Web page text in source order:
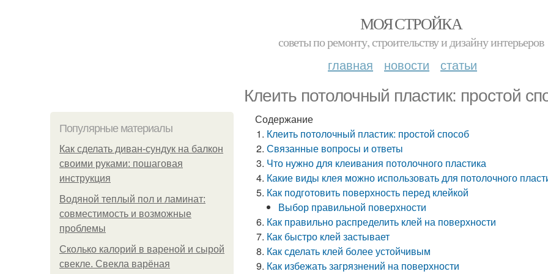
МОЯ СТРОЙКА
советы по ремонту, строительству и дизайну интерьеров
главная новости статьи
Клеить потолочный пластик: простой
Популярные материалы
Как сделать диван-сундук на балкон
своими руками: пошаговая
инструкция
Водяной теплый пол и ламинат:
совместимость и возможные
проблемы
Сколько калорий в вареной и сырой
свекле. Свекла варёная
Содержание
Клеить потолочный пластик: простой способ
Связанные вопросы и ответы
Что нужно для клеивания потолочного пластика
Какие виды клея можно использовать для потолочного
Как подготовить поверхность перед клейкой
Выбор правильной поверхности
Как правильно распределить клей на поверхности
Как быстро клей застывает
Как сделать клей более устойчивым
Как избежать загрязнений на поверхности